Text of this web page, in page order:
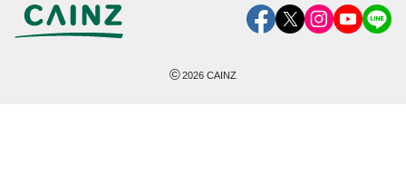
©2026 CAINZ